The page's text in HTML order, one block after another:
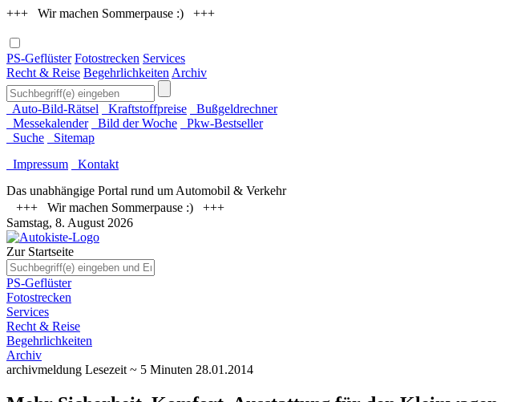
+++ Wir machen Sommerpause :) +++
PS-Geflüster Fotostrecken Services
Recht & Reise Begehrlichkeiten Archiv
Auto-Bild-Rätsel Kraftstoffpreise
Bußgeldrechner
Messekalender
Bild der Woche
Pkw-Bestseller
Suche
Sitemap
Impressum
Kontakt
Das unabhängige Portal rund um Automobil & Verkehr
+++ Wir machen Sommerpause :) +++
Samstag, 8. August 2026
Zur Startseite
PS-Geflüster
Fotostrecken
Services
Recht & Reise
Begehrlichkeiten
Archiv
archivmeldung Lesezeit ~ 5 Minuten 28.01.2014